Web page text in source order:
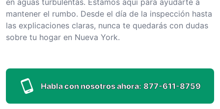
mantener el rumbo. Desde el día de la inspección hasta
las explicaciones claras, nunca te quedarás con dudas
sobre tu hogar en Nueva York.
Habla con nosotros ahora: 877-611-8759